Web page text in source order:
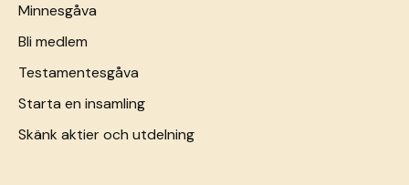
Minnesgåva
Bli medlem
Testamentesgåva
Starta en insamling
Skänk aktier och utdelning